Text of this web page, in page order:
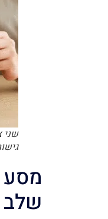
שני
מסע
שלב